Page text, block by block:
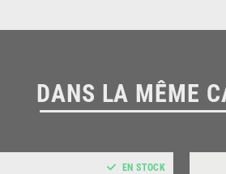
DANS LA MÊME
EN STOCK